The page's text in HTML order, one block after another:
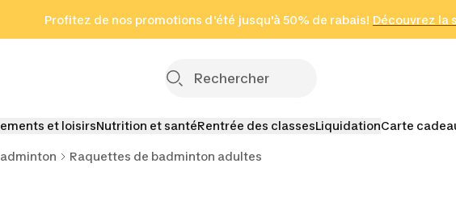
au pied de page
Profitez de nos promotions d'été jusqu'à 50% de rabais! Découvrez la
Cliquez ici
en seulement 2
(Zones sélectionnées)
et loisirsNutrition et santéRentrée des classesLiquidationCarte
Raquettes de badminton adultes